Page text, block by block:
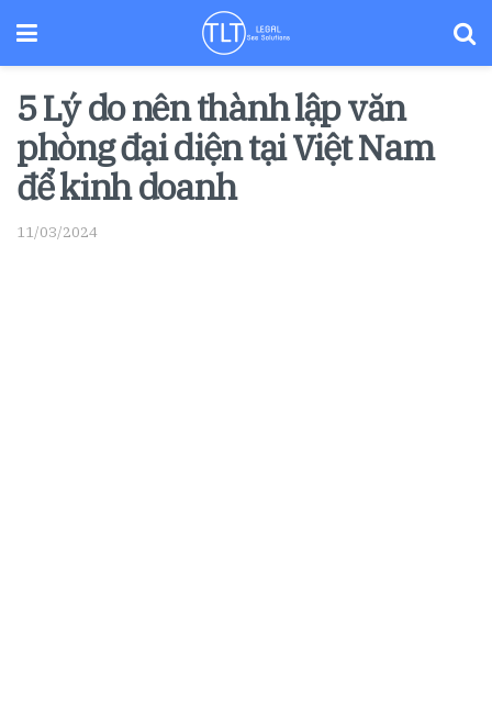
5 Lý do nên thành lập văn
phòng đại diện tại Việt Nam
để kinh doanh
11/03/2024